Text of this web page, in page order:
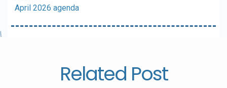
April 2026 agenda
Related Post